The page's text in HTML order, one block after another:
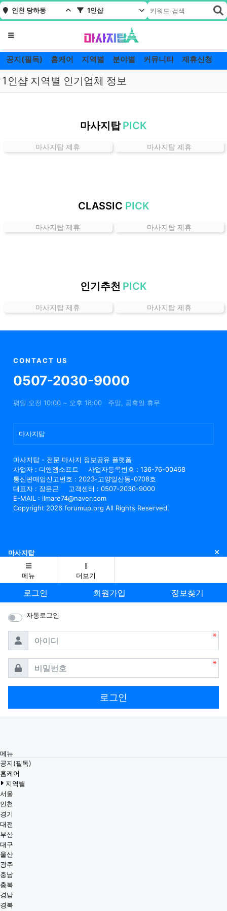
인천 당하동 1인샵
메뉴
공지(필독) 홈케어 지역별 분야별 커뮤니티 제휴신청
1인샵 지역별 인기업체 정보
동
곳
인
보
마사지탑 PICK
마사지탑 제휴 마사지탑 제휴
CLASSIC PICK
마사지탑 제휴 마사지탑 제휴
인기추천 PICK
마사지탑 제휴 마사지탑 제휴
CONTACT US
0507-2030-9000
평일 오전 10:00 ~ 오후 18:00 주말, 공휴일 휴무
마사지탑
마사지탑 - 전문 마사지 정보공유 플랫폼
사업자 : 디앤엠소프트
사업자등록번호 : 136-76-00468
통신판매업신고번호 : 2023-고양일산동-0708호
대표자 : 장문근
고객센터 : 0507-2030-9000
E-MAIL : ilmare74@naver.com
Copyright 2026 forumup.org All Rights Reserved.
마사지탑 닫
메뉴 더보기
로그인 회원가입 정보찾기
자동로그인
아이디
비밀번호
로그인
메뉴
공지(필독)
홈케어
지역별
서울
인천
경기
대전
부산
대구
울산
광주
충남
충북
경남
경북